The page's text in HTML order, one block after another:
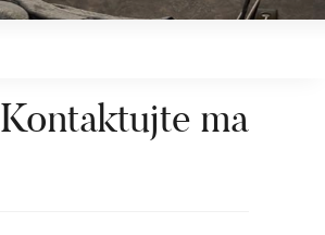
Kontaktujte ma